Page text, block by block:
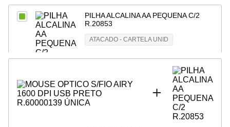
PILHA ALCALINA AA PEQUENA C/2
R.20853
ATACADO - CARTELA UNID